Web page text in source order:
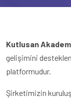
Kutlusan
gelişimini
platformudur.
Şirketimizin